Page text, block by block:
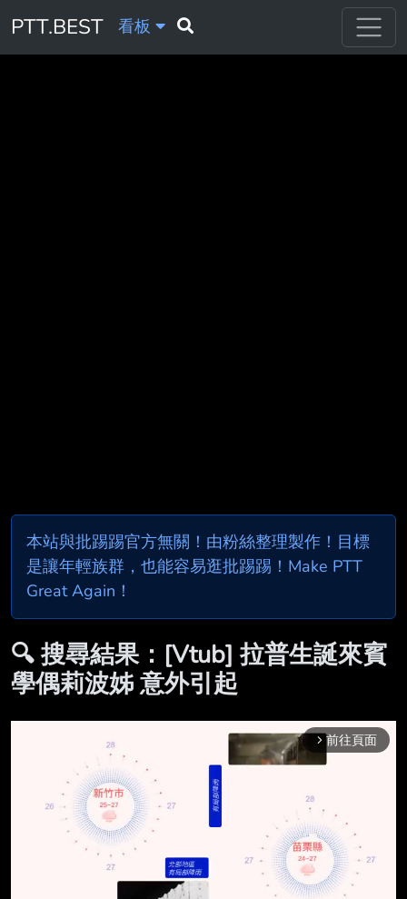
PTT.BEST 看板
本站與批踢踢官方無關！由粉絲整理製作！目標
是讓年輕族群，也能容易逛批踢踢！Make PTT
Great Again！
🔍 搜尋結果：[Vtub] 拉普生誕來賓
學偶莉波姊 意外引起
arrow_forward_ios 前往頁面